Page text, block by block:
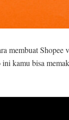
membuat
kamu bisa